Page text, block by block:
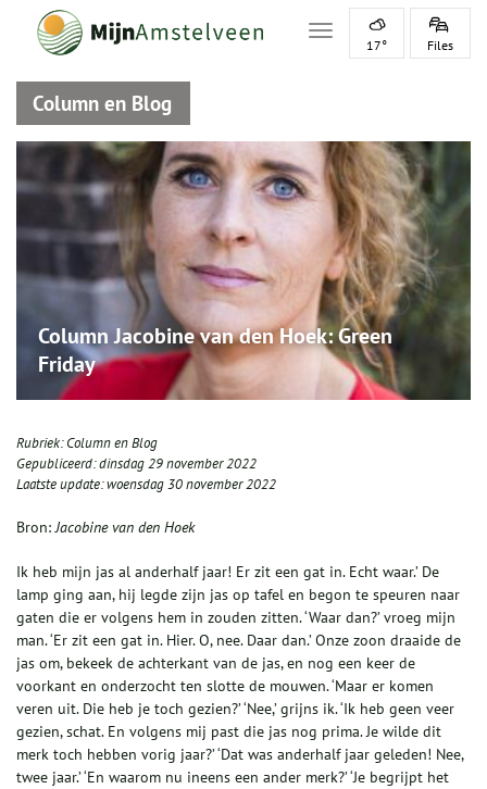
Toggle navigation
17° Files
Column en Blog
Column Jacobine van den Hoek: Green
Friday
Rubriek:Column en Blog
Gepubliceerd:dinsdag 29 november 2022
Laatste update:woensdag 30 november 2022
Bron:Jacobine van den Hoek
Ik heb mijn jas al anderhalf jaar! Er zit een gat in. Echt waar.’ De
lamp ging aan, hij legde zijn jas op tafel en begon te speuren naar
gaten die er volgens hem in zouden zitten. ‘Waar dan?’ vroeg mijn
man. ‘Er zit een gat in. Hier. O, nee. Daar dan.’ Onze zoon draaide de
jas om, bekeek de achterkant van de jas, en nog een keer de
voorkant en onderzocht ten slotte de mouwen. ‘Maar er komen
veren uit. Die heb je toch gezien?’ ‘Nee,’ grijns ik. ‘Ik heb geen veer
gezien, schat. En volgens mij past die jas nog prima. Je wilde dit
merk toch hebben vorig jaar?’ ‘Dat was anderhalf jaar geleden! Nee,
twee jaar.’ ‘En waarom nu ineens een ander merk?’ ‘Je begrijpt het